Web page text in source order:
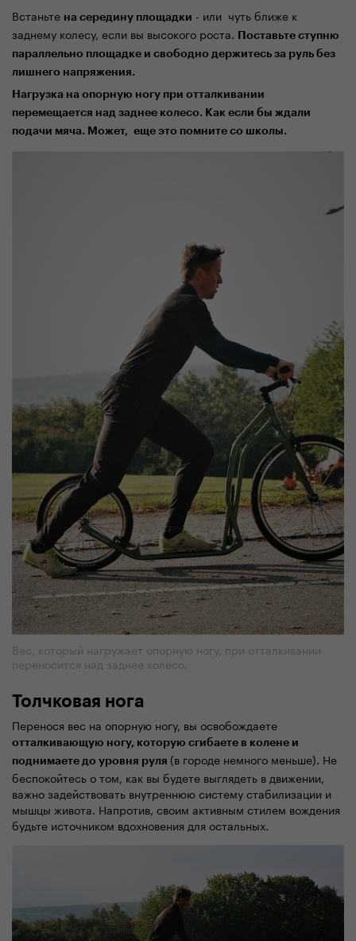
Встаньте на середину площадки - или чуть ближе к
заднему колесу, если вы высокого роста. Поставьте ступню
параллельно площадке и свободно держитесь за руль без
лишнего напряжения.
Нагрузка на опорную ногу при отталкивании
перемещается над заднее колесо. Как если бы ждали
подачи мяча. Может, еще это помните со школы.
Вес, который нагружает опорную ногу, при отталкивании
переносится над заднее колесо.
Толчковая нога
Перенося вес на опорную ногу, вы освобождаете
отталкивающую ногу, которую сгибаете в колене и
поднимаете до уровня руля (в городе немного меньше). Не
беспокойтесь о том, как вы будете выглядеть в движении,
важно задействовать внутреннюю систему стабилизации и
мышцы живота. Напротив, своим активным стилем вождения
будьте источником вдохновения для остальных.